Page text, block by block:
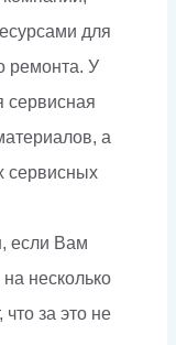
для
ремонта. У
сервисная
а
сервисных
если Вам
несколько
за это не